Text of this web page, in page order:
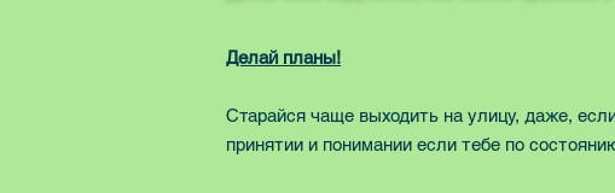
Делай планы!
Старайся чаще выходить на улицу, даже,
принятии и понимании если тебе по